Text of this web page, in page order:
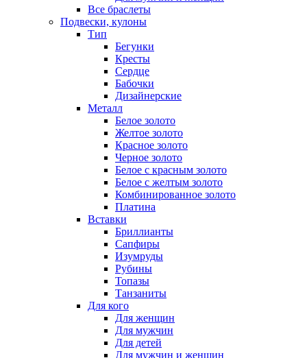
Все браслеты
Подвески, кулоны
Тип
Бегунки
Кресты
Сердце
Бабочки
Дизайнерские
Металл
Белое золото
Желтое золото
Красное золото
Черное золото
Белое с красным золото
Белое с желтым золото
Комбинированное золото
Платина
Вставки
Бриллианты
Сапфиры
Изумруды
Рубины
Топазы
Танзаниты
Для кого
Для женщин
Для мужчин
Для детей
Для мужчин и женщин